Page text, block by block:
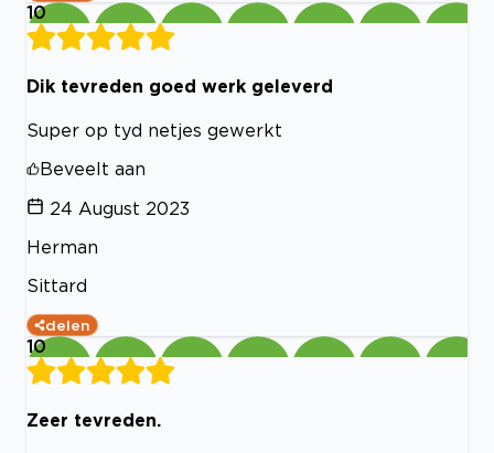
10
Dik tevreden goed werk geleverd
Super op tyd netjes gewerkt
Beveelt aan
24 August 2023
Herman
Sittard
delen
10
Zeer tevreden.